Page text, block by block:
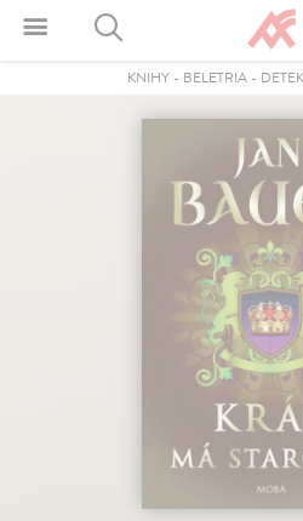
KNIHY - BELETRIA -